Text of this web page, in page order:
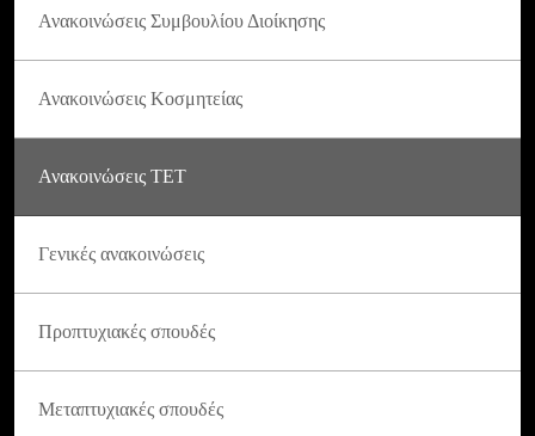
Ανακοινώσεις Συμβουλίου Διοίκησης
Ανακοινώσεις Κοσμητείας
Ανακοινώσεις ΤΕΤ
Γενικές ανακοινώσεις
Προπτυχιακές σπουδές
Μεταπτυχιακές σπουδές